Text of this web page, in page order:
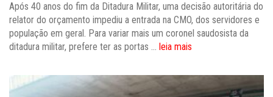
Após 40 anos do fim da Ditadura Militar, uma decisão autoritária do
relator do orçamento impediu a entrada na CMO, dos servidores e
população em geral. Para variar mais um coronel saudosista da
ditadura militar, prefere ter as portas ... leia mais